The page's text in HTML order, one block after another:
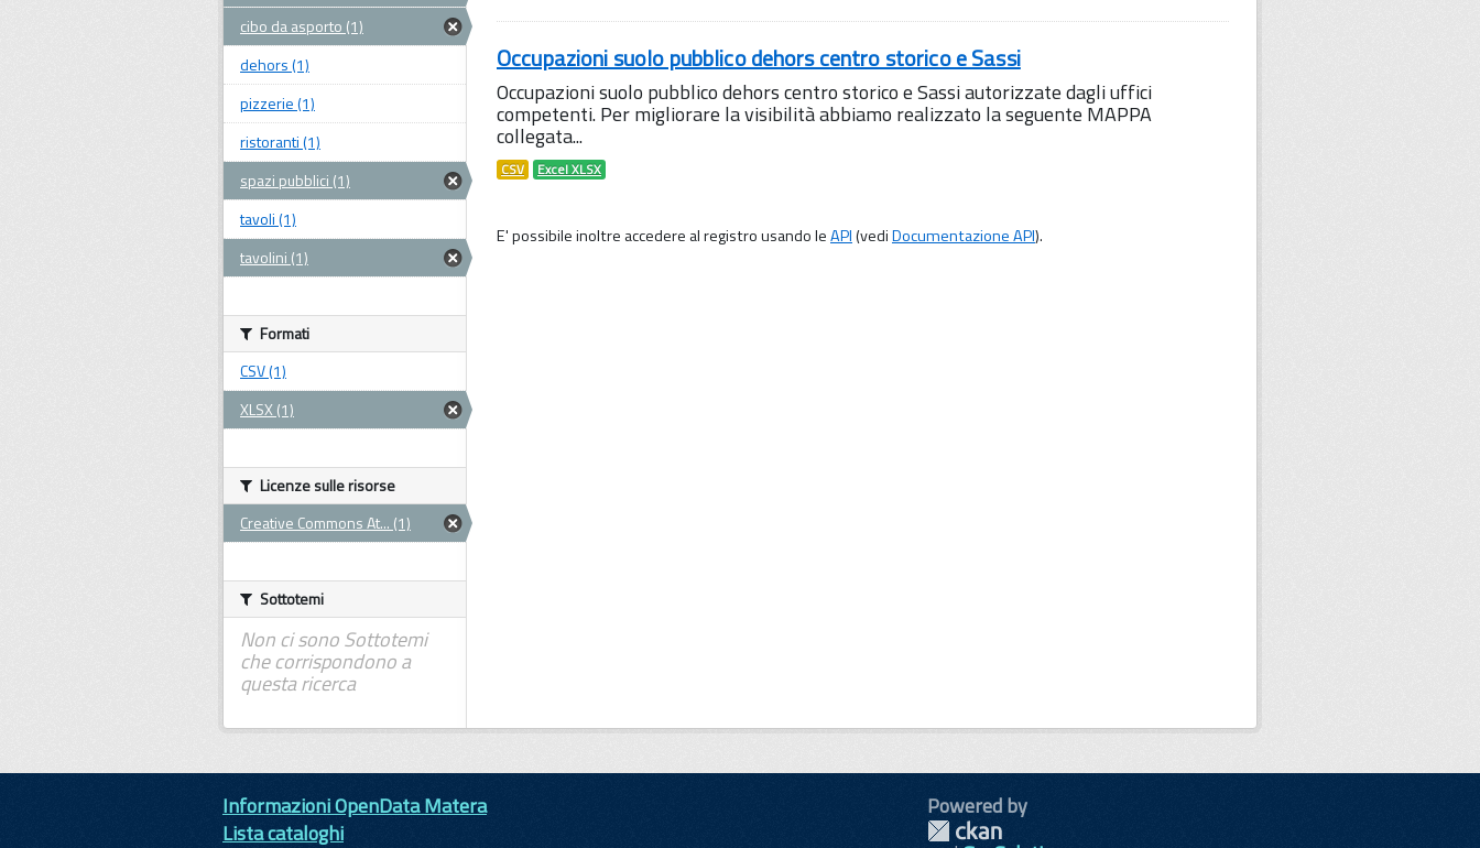
Occupazioni suolo pubblico dehors centro storico e Sassi
Occupazioni suolo pubblico dehors centro storico e Sassi autorizzate dagli uffici
competenti. Per migliorare la visibilità abbiamo realizzato la seguente MAPPA
collegata...
CSV Excel XLSX
E' possibile inoltre accedere al registro usando leAPI(vediDocumentazione API).
cibo da asporto (1)
dehors (1)
pizzerie (1)
ristoranti (1)
spazi pubblici (1)
tavoli (1)
tavolini (1)
Formati
CSV (1)
XLSX (1)
Licenze sulle risorse
Creative Commons At... (1)
Sottotemi
Non ci sono Sottotemi
che corrispondono a
questa ricerca
Informazioni OpenData Matera
Lista cataloghi
Powered by